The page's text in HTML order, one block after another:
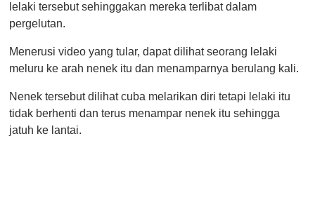
lelaki tersebut sehinggakan mereka terlibat dalam
pergelutan.
Menerusi video yang tular, dapat dilihat seorang lelaki
meluru ke arah nenek itu dan menamparnya berulang kali.
Nenek tersebut dilihat cuba melarikan diri tetapi lelaki itu
tidak berhenti dan terus menampar nenek itu sehingga
jatuh ke lantai.